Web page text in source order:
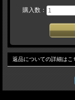
購入数：
返品についての詳細はこ